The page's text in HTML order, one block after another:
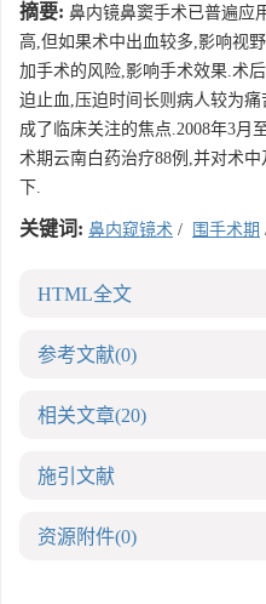
摘要: 鼻内镜鼻窦手术已普遍应
高,但如果术中出血较多,影响视
加手术的风险,影响手术效果.术
迫止血,压迫时间长则病人较为
成了临床关注的焦点.2008年3月
术期云南白药治疗88例,并对术
下.
关键词: 鼻内窥镜术 / 围手术期
HTML全文
参考文献(0)
相关文章(20)
施引文献
资源附件(0)